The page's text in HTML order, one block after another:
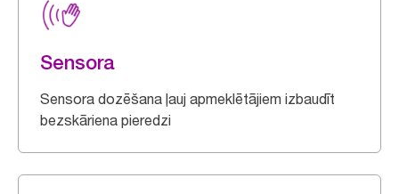
Sensora
Sensora dozēšana ļauj apmeklētājiem izbaudīt
bezskāriena pieredzi